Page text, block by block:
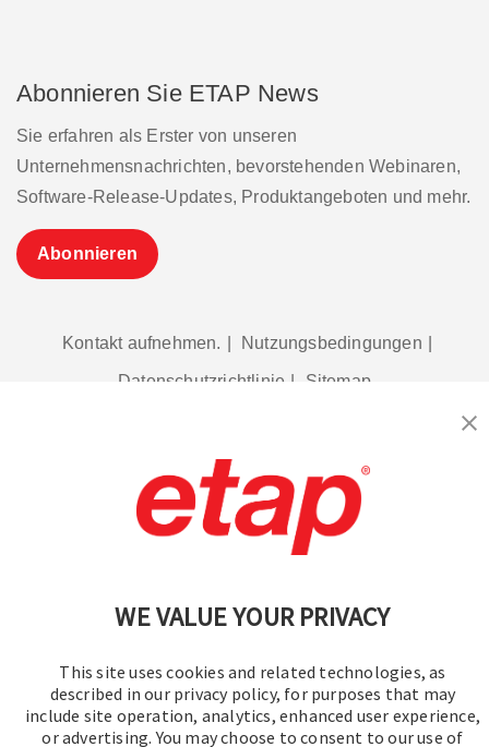
WE VALUE YOUR PRIVACY
This site uses cookies and related technologies, as
described in our privacy policy, for purposes that may
include site operation, analytics, enhanced user experience,
or advertising. You may choose to consent to our use of
Abonnieren Sie ETAP News
Sie erfahren als Erster von unseren
Unternehmensnachrichten, bevorstehenden Webinaren,
Software-Release-Updates, Produktangeboten und mehr.
Abonnieren
Kontakt aufnehmen. Nutzungsbedingungen
Datenschutzrichtlinie | Sitemap
© 2016–2026 Operation Technology, Inc.